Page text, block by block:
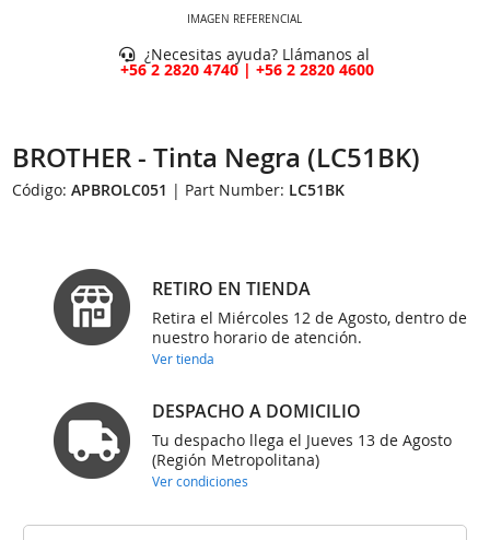
IMAGEN REFERENCIAL
¿Necesitas ayuda? Llámanos al
+56 2 2820 4740 | +56 2 2820 4600
BROTHER - Tinta Negra (LC51BK)
Código:APBROLC051 | Part Number: LC51BK
RETIRO EN TIENDA
Retira el Miércoles 12 de Agosto, dentro de
nuestro horario de atención.
Ver tienda
DESPACHO A DOMICILIO
Tu despacho llega el Jueves 13 de Agosto
(Región Metropolitana)
Ver condiciones